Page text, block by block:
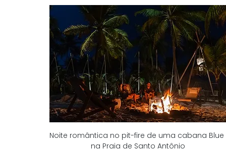
Noite romântica no pit-fire de uma cabana Blue
na Praia de Santo Antônio